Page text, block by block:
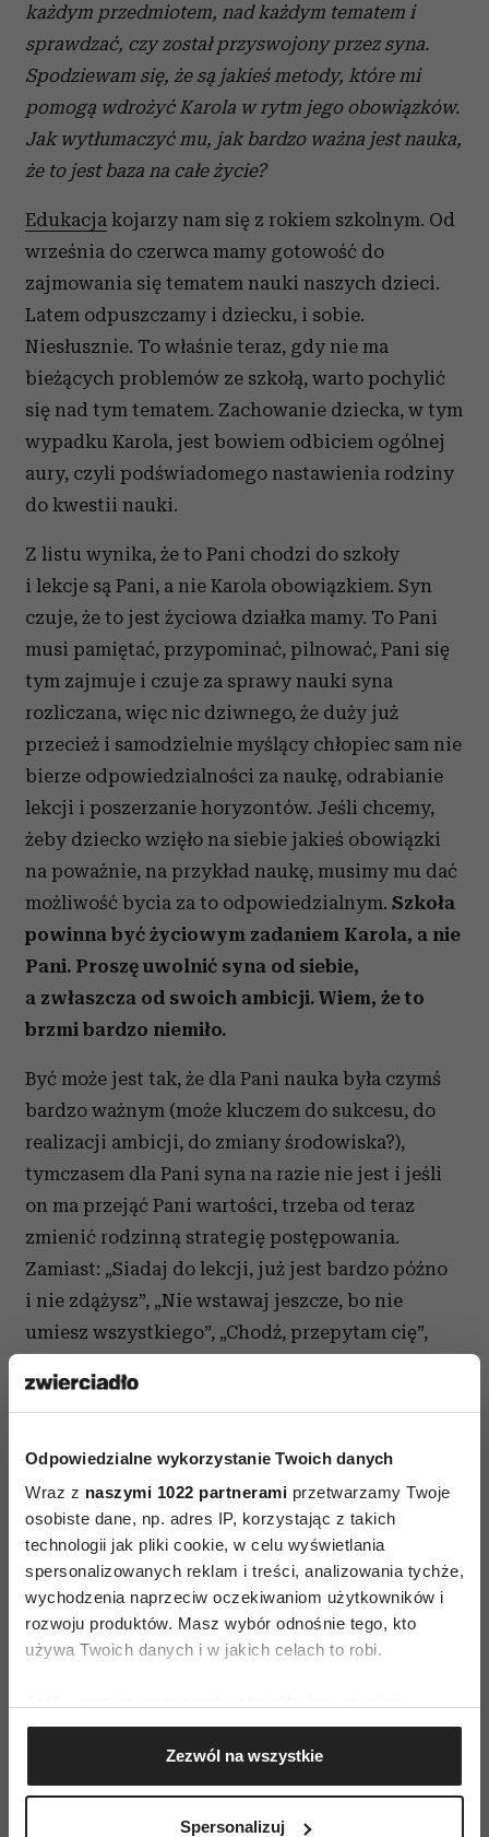
Odpowiedzialne wykorzystanie Twoich danych
Wraz z naszymi 1022 partnerami przetwarzamy Twoje
osobiste dane, np. adres IP, korzystając z takich
technologii jak pliki cookie, w celu wyświetlania
spersonalizowanych reklam i treści, analizowania tychże,
wychodzenia naprzeciw oczekiwaniom użytkowników i
rozwoju produktów. Masz wybór odnośnie tego, kto
używa Twoich danych i w jakich celach to robi.
Gromadzić dane dotyczące Twojej lokalizacji
geograficznej z dokładnością nawet do kilku metrów
Identyfikować Twoje urządzenie, aktywnie
Zezwól na wszystkie
Spersonalizuj
każdym przedmiotem, nad każdym tematem i
sprawdzać, czy został przyswojony przez syna.
Spodziewam się, że są jakieś metody, które mi
pomogą wdrożyć Karola w rytm jego obowiązków.
Jak wytłumaczyć mu, jak bardzo ważna jest nauka,
że to jest baza na całe życie?
Edukacja kojarzy nam się z rokiem szkolnym. Od
września do czerwca mamy gotowość do
zajmowania się tematem nauki naszych dzieci.
Latem odpuszczamy i dziecku, i sobie.
Niesłusznie. To właśnie teraz, gdy nie ma
bieżących problemów ze szkołą, warto pochylić
się nad tym tematem. Zachowanie dziecka, w tym
wypadku Karola, jest bowiem odbiciem ogólnej
aury, czyli podświadomego nastawienia rodziny
do kwestii nauki.
Z listu wynika, że to Pani chodzi do szkoły
i lekcje są Pani, a nie Karola obowiązkiem. Syn
czuje, że to jest życiowa działka mamy. To Pani
musi pamiętać, przypominać, pilnować, Pani się
tym zajmuje i czuje za sprawy nauki syna
rozliczana, więc nic dziwnego, że duży już
przecież i samodzielnie myślący chłopiec sam nie
bierze odpowiedzialności za naukę, odrabianie
lekcji i poszerzanie horyzontów. Jeśli chcemy,
żeby dziecko wzięło na siebie jakieś obowiązki
na poważnie, na przykład naukę, musimy mu dać
możliwość bycia za to odpowiedzialnym. Szkoła
powinna być życiowym zadaniem Karola, a nie
Pani. Proszę uwolnić syna od siebie,
a zwłaszcza od swoich ambicji. Wiem, że to
brzmi bardzo niemiło.
Być może jest tak, że dla Pani nauka była czymś
bardzo ważnym (może kluczem do sukcesu, do
realizacji ambicji, do zmiany środowiska?),
tymczasem dla Pani syna na razie nie jest i jeśli
on ma przejąć Pani wartości, trzeba od teraz
zmienić rodzinną strategię postępowania.
Zamiast: „Siadaj do lekcji, już jest bardzo późno
i nie zdążysz”, „Nie wstawaj jeszcze, bo nie
umiesz wszystkiego”, „Chodź, przepytam cię”,
chcesz się uczyć?”, „Jak mogę ci pomóc?”, „Jaką
musisz zrobić, żeby tak się stało?”. Po kilku
razach zorientuje się, że nastąpiła trwała zamiana
ról. To on teraz jest odpowiedzialny za swoje
szkolne sprawyi dopiero gdy to sobie
uświadomi, sam przejmie kontrolę nad lekcjami.
A wtedy Pani odzyska spokój ducha i uwolni się
od roli zrzędzącej mamy. Polecałabym także
pomógłby Pani w ustaleniu granicy między
życiem Pani a syna. Proszę też prowadzić zapiski: